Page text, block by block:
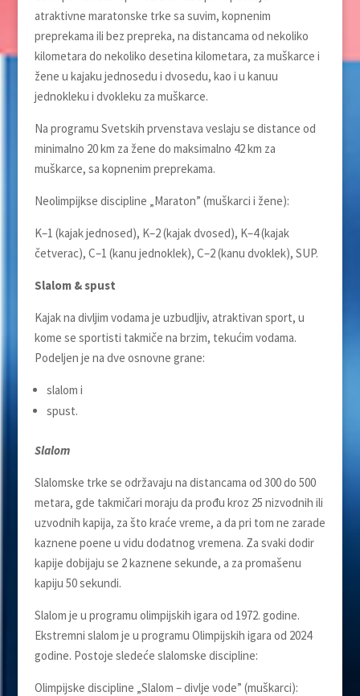
atraktivne maratonske trke sa suvim, kopnenim
preprekama ili bez prepreka, na distancama od nekoliko
kilometara do nekoliko desetina kilometara, za muškarce i
žene u kajaku jednosedu i dvosedu, kao i u kanuu
jednokleku i dvokleku za muškarce.
Na programu Svetskih prvenstava veslaju se distance od
minimalno 20 km za žene do maksimalno 42 km za
muškarce, sa kopnenim preprekama.
Neolimpijkse discipline „Maraton” (muškarci i žene):
K–1 (kajak jednosed), K–2 (kajak dvosed), K–4 (kajak
četverac), C–1 (kanu jednoklek), C–2 (kanu dvoklek), SUP.
Slalom & spust
Kajak na divljim vodama je uzbudljiv, atraktivan sport, u
kome se sportisti takmiče na brzim, tekućim vodama.
Podeljen je na dve osnovne grane:
slalom i
spust.
Slalom
Slalomske trke se održavaju na distancama od 300 do 500
metara, gde takmičari moraju da prođu kroz 25 nizvodnih ili
uzvodnih kapija, za što kraće vreme, a da pri tom ne zarade
kaznene poene u vidu dodatnog vremena. Za svaki dodir
kapije dobijaju se 2 kaznene sekunde, a za promašenu
kapiju 50 sekundi.
Slalom je u programu olimpijskih igara od 1972. godine.
Ekstremni slalom je u programu Olimpijskih igara od 2024
godine. Postoje sledeće slalomske discipline:
Olimpijske discipline „Slalom – divlјe vode” (muškarci):